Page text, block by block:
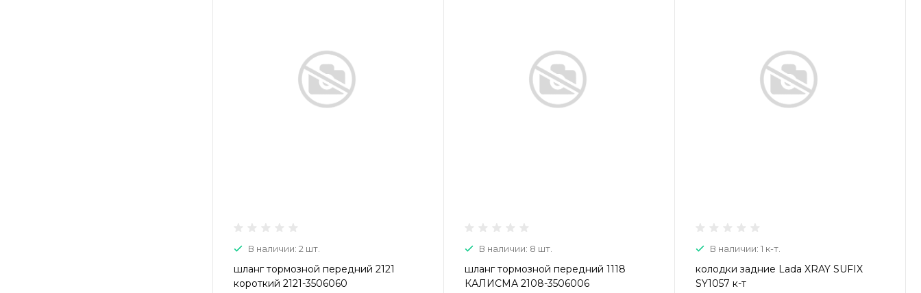
В наличии: 2 шт.
шланг тормозной передний 2121
короткий 2121-3506060
В наличии: 8 шт.
шланг тормозной передний 1118
КАЛИСМА 2108-3506006
В наличии: 1 к-т.
колодки задние Lada XRAY SUFIX
SY1057 к-т